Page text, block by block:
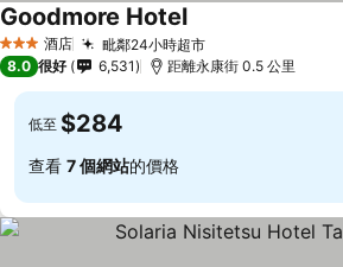
3 星級 酒店 毗鄰24小時超市
Goodmore Hotel
8.0 很好 6,531 距離永康街 0.5 公里
低至 $284
查看 7 個網站的價格